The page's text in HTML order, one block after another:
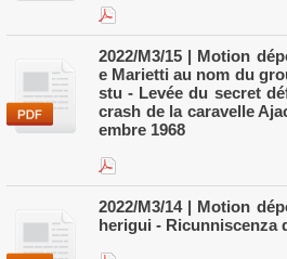
2022/M3/15 | Motion
e Marietti au nom du
stu - Levée du secret
crash de la caravelle
embre 1968
2022/M3/14 | Motion
herigui - Ricunniscenza